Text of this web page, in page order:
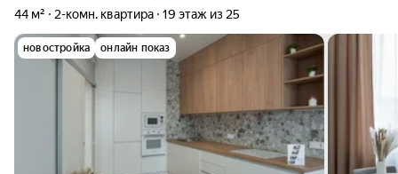
44 м² 2-комн. квартира 19 этаж из 25
новостройка онлайн показ